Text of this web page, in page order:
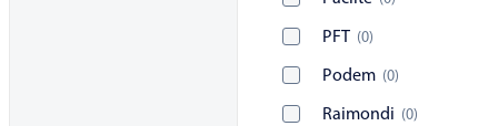
PFT (0)
Podem (0)
Raimondi (0)